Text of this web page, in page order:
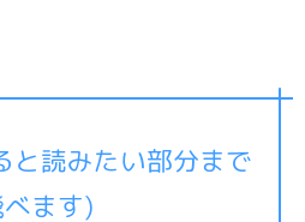
と読みたい部分まで
ます)